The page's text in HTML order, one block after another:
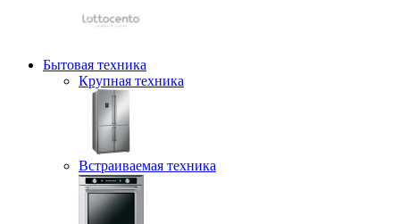
Бытовая техника
Крупная техника
Встраиваемая техника